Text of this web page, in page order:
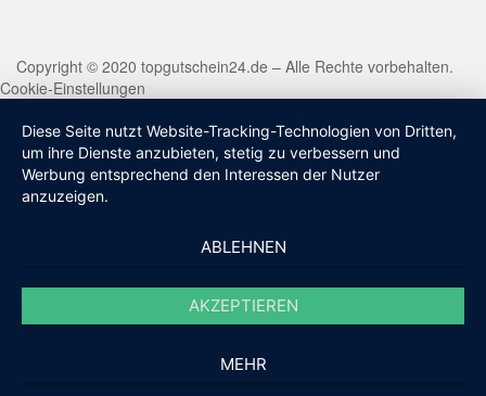
Copyright © 2020 topgutschein24.de – Alle Rechte vorbehalten.
Cookie-Einstellungen
Diese Seite nutzt Website-Tracking-Technologien von Dritten,
um ihre Dienste anzubieten, stetig zu verbessern und
Werbung entsprechend den Interessen der Nutzer
anzuzeigen.
ABLEHNEN
AKZEPTIEREN
MEHR